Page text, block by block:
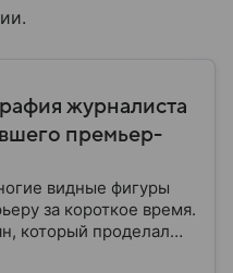
журналиста
премьер-
видные фигуры
за короткое время.
который проделал
до главы